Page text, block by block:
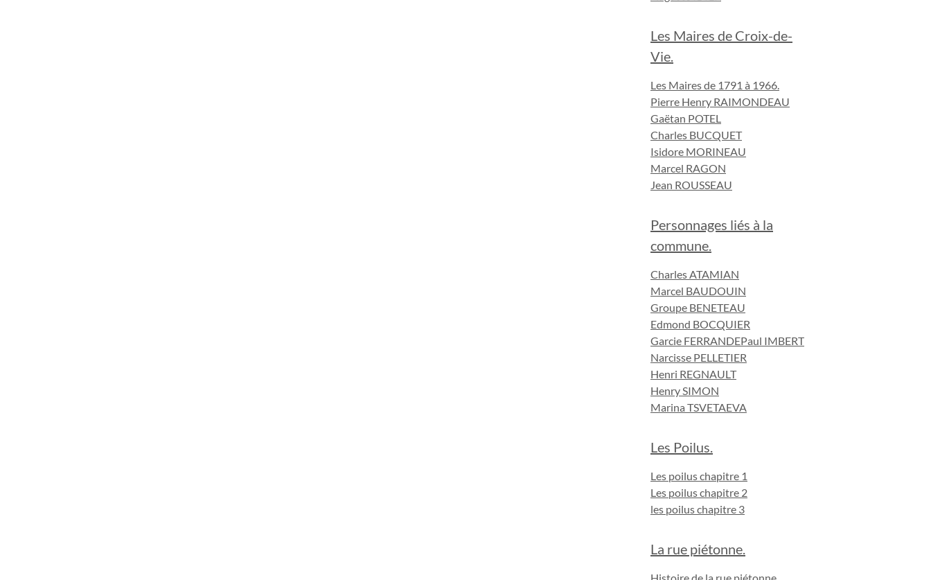
Les Maires de Croix-de-
Vie.
Les Maires de 1791 à 1966.
Pierre Henry RAIMONDEAU
Gaëtan POTEL
Charles BUCQUET
Isidore MORINEAU
Marcel RAGON
Jean ROUSSEAU
Personnages liés à la
commune.
Charles ATAMIAN
Marcel BAUDOUIN
Groupe BENETEAU
Edmond BOCQUIER
Garcie FERRANDEPaul IMBERT
Narcisse PELLETIER
Henri REGNAULT
Henry SIMON
Marina TSVETAEVA
Les Poilus.
Les poilus chapitre 1
Les poilus chapitre 2
les poilus chapitre 3
La rue piétonne.